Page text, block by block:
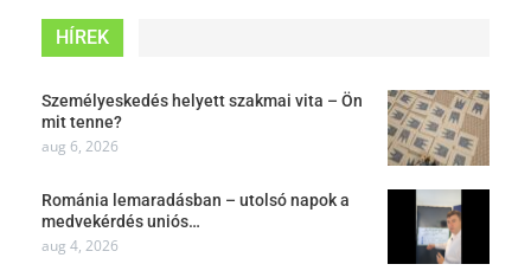
HÍREK
Személyeskedés helyett szakmai vita – Ön
mit tenne?
aug 6, 2026
Románia lemaradásban – utolsó napok a
medvekérdés uniós…
aug 4, 2026